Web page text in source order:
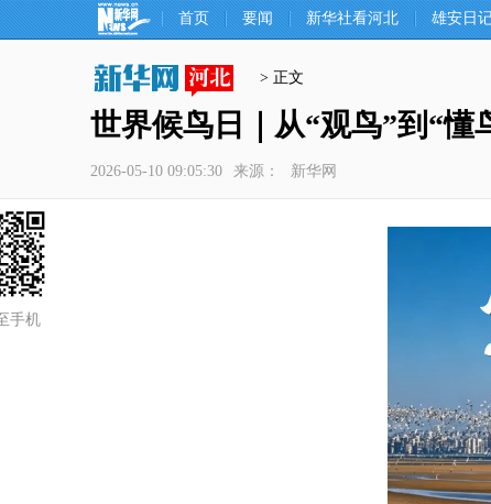
首页 要闻 新华社看河北 雄安日
> 正文
世界候鸟日｜从“观鸟”到“懂
2026-05-10 09:05:30 来源： 新华网
手机